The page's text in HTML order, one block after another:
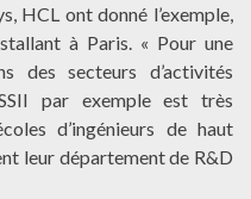
HCL ont donné l’exemple,
à Paris. « Pour une
des secteurs d’activités
par exemple est très
d’ingénieurs de haut
leur département de R&D